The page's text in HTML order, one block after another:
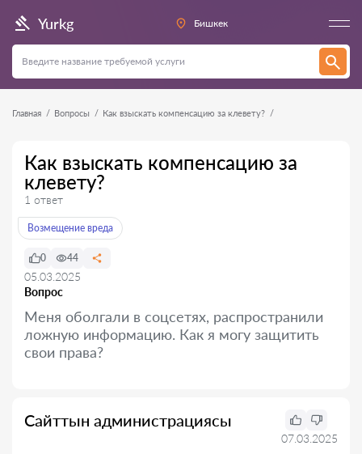
Yurkg Бишкек
Главная Вопросы Как взыскать компенсацию за клевету?
Как взыскать компенсацию за
клевету?
1 ответ
Возмещение вреда
Вопрос
0 44
05.03.2025
Меня оболгали в соцсетях, распространили
ложную информацию. Как я могу защитить
свои права?
Сайттын администрациясы
07.03.2025